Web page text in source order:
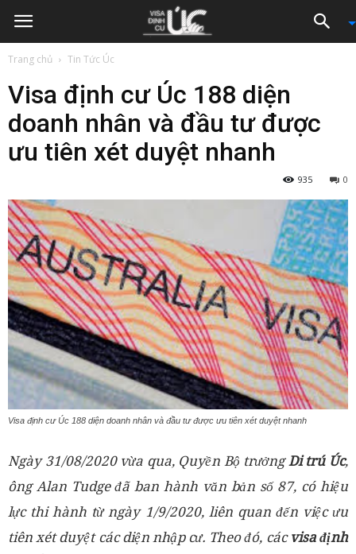
Trang chủ Tin Tức Úc
Visa định cư Úc 188 diện
doanh nhân và đầu tư được
ưu tiên xét duyệt nhanh
0
935
Visa định cư Úc 188 diện doanh nhân và đầu tư được ưu tiên xét duyệt nhanh
Ngày 31/08/2020 vừa qua, Quyền Bộ trưởngDi trú Úc,
ông Alan Tudge đã ban hành văn bản số 87, có hiệu
lực thi hành từ ngày 1/9/2020,liên quan đến việc ưu
tiên xét duyệt các diện nhập cư. Theo đó, các visa định